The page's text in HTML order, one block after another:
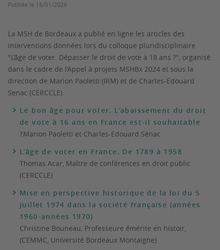
Publiée le 16/01/2026
La MSH de Bordeaux a publié en ligne les articles des
interventions données lors du colloque pluridisciplinaire
"L’âge de voter. Dépasser le droit de vote à 18 ans ?", organisé
dans le cadre de l’Appel à projets MSHBx 2024 et sous la
direction de Marion Paoletti (IRM) et de Charles-Edouard
Senac (CERCCLE).
Le bon âge pour voter. L’abaissement du droit
de vote à 16 ans en France est-il souhaitable
?Marion Paoletti et Charles-Edouard Sénac
L’âge de voter en France. De 1789 à 1958
Thomas Acar, Maître de conférences en droit public
(CERCCLE)
Mise en perspective historique de la loi du 5
juillet 1974 dans la société française (années
1960-années 1970)
Christine Bouneau, Professeure émérite en histoir,
(CEMMC, Université Bordeaux Montaigne)